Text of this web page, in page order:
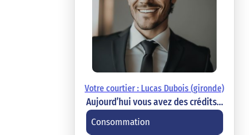
Votre courtier : Lucas Dubois (gironde)
Aujourd’hui vous avez des crédits…
Consommation